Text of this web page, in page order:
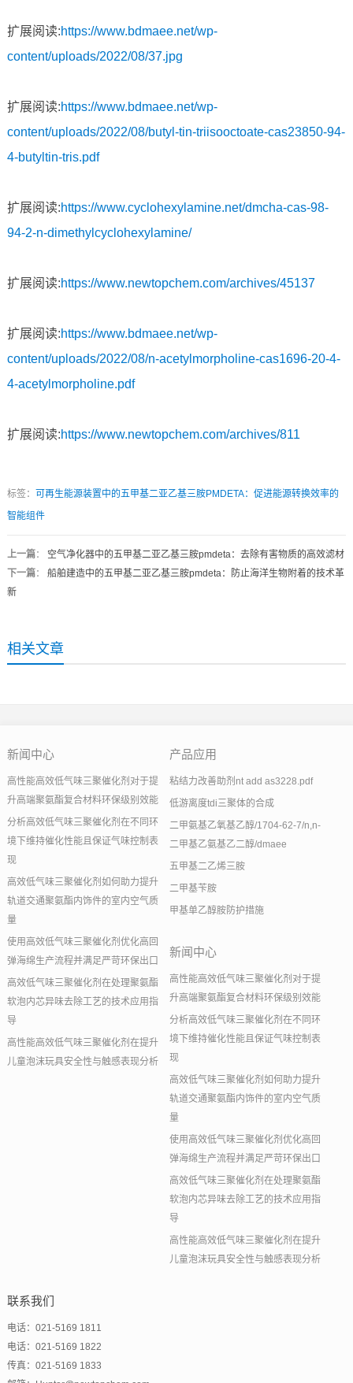
扩展阅读:https://www.bdmaee.net/wp-
content/uploads/2022/08/37.jpg
扩展阅读:https://www.bdmaee.net/wp-
content/uploads/2022/08/butyl-tin-triisooctoate-cas23850-94-
4-butyltin-tris.pdf
扩展阅读:https://www.cyclohexylamine.net/dmcha-cas-98-
94-2-n-dimethylcyclohexylamine/
扩展阅读:https://www.newtopchem.com/archives/45137
扩展阅读:https://www.bdmaee.net/wp-
content/uploads/2022/08/n-acetylmorpholine-cas1696-20-4-
4-acetylmorpholine.pdf
扩展阅读:https://www.newtopchem.com/archives/811
标签： 可再生能源装置中的五甲基二亚乙基三胺PMDETA：促进能源转换效率的
智能组件
上一篇： 空气净化器中的五甲基二亚乙基三胺pmdeta：去除有害物质的高效滤材
下一篇： 船舶建造中的五甲基二亚乙基三胺pmdeta：防止海洋生物附着的技术革
新
相关文章
新闻中心
高性能高效低气味三聚催化剂对于提
升高端聚氨酯复合材料环保级别效能
分析高效低气味三聚催化剂在不同环
境下维持催化性能且保证气味控制表
现
高效低气味三聚催化剂如何助力提升
轨道交通聚氨酯内饰件的室内空气质
量
使用高效低气味三聚催化剂优化高回
弹海绵生产流程并满足严苛环保出口
高效低气味三聚催化剂在处理聚氨酯
软泡内芯异味去除工艺的技术应用指
导
高性能高效低气味三聚催化剂在提升
儿童泡沫玩具安全性与触感表现分析
产品应用
粘结力改善助剂nt add as3228.pdf
低游离度tdi三聚体的合成
二甲氨基乙氧基乙醇/1704-62-7/n,n-
二甲基乙氨基乙二醇/dmaee
五甲基二乙烯三胺
二甲基苄胺
甲基单乙醇胺防护措施
新闻中心
高性能高效低气味三聚催化剂对于提
升高端聚氨酯复合材料环保级别效能
分析高效低气味三聚催化剂在不同环
境下维持催化性能且保证气味控制表
现
高效低气味三聚催化剂如何助力提升
轨道交通聚氨酯内饰件的室内空气质
量
使用高效低气味三聚催化剂优化高回
弹海绵生产流程并满足严苛环保出口
高效低气味三聚催化剂在处理聚氨酯
软泡内芯异味去除工艺的技术应用指
导
高性能高效低气味三聚催化剂在提升
儿童泡沫玩具安全性与触感表现分析
联系我们
电话：021-5169 1811
电话：021-5169 1822
传真：021-5169 1833